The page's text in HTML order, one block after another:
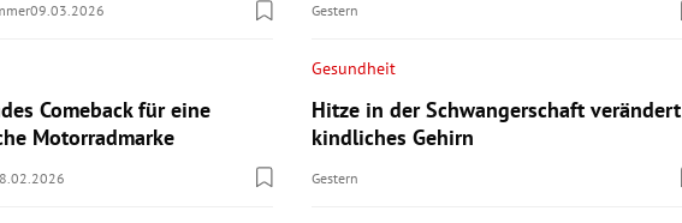
09.03.2026
Comeback für eine
Motorradmarke
Gestern
Gesundheit
Hitze in der Schwangerschaft verändert
kindliches Gehirn
Gestern